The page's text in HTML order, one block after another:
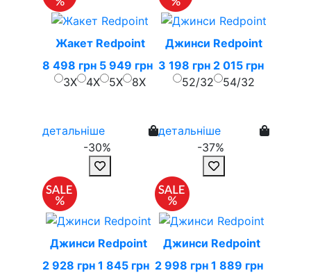
Жакет Redpoint
8 498 грн 5 949 грн
3X
4X 5X 8X
детальніше
-30%
Джинси Redpoint
3 198 грн 2 015 грн
52/32
54/32
детальніше
-37%
Джинси Redpoint
2 928 грн 1 845 грн
Джинси Redpoint
2 998 грн 1 889 грн